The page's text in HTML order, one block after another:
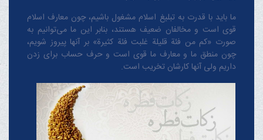
ما باید با قدرت به تبلیغ اسلام مشغول باشیم، چون معارف اسلام
قوی است و مخالفان ضعیف هستند، بنابر این ما می‌توانیم به
صورت «کم من فئة قلیلة غلبت فئة کثیرة» بر آنها پیروز شویم،
چون منطق‌ ما و معارف ‌ما قوی است و حرف حساب برای زدن
داریم ولی آنها کارشان تخریب است.